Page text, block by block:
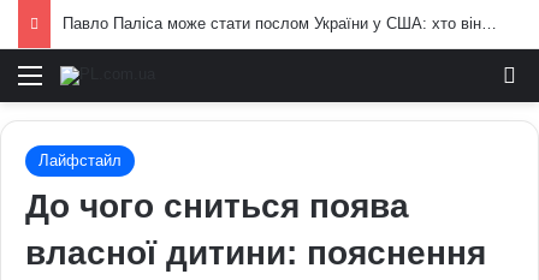
Павло Паліса може стати послом України у США: хто він та чим відомий
Меню
Лайфстайл
До чого сниться поява
власної дитини: пояснення